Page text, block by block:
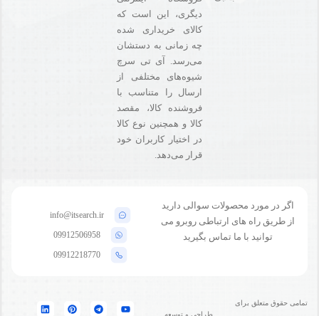
دیگری، این است که
کالای خریداری شده
چه زمانی به دستشان
می‌رسد. آی تی سرچ
شیوه‌های مختلفی از
ارسال را متناسب با
فروشنده کالا،‌ مقصد
کالا و همچنین نوع کالا
در اختیار کاربران خود
قرار می‌دهد.
اگر در مورد محصولات سوالی دارید
از طریق راه های ارتباطی روبرو می
توانید با ما تماس بگیرید
info@itsearch.ir
09912506958
09912218770
تمامی حقوق متعلق برای
طراحی و توسعه